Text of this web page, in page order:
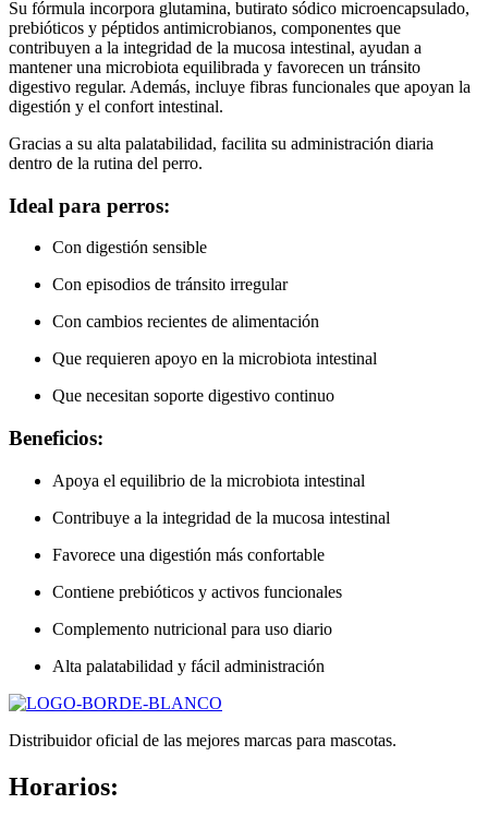
Su fórmula incorpora glutamina, butirato sódico microencapsulado,
prebióticos y péptidos antimicrobianos, componentes que
contribuyen a la integridad de la mucosa intestinal, ayudan a
mantener una microbiota equilibrada y favorecen un tránsito
digestivo regular. Además, incluye fibras funcionales que apoyan la
digestión y el confort intestinal.
Gracias a su alta palatabilidad, facilita su administración diaria
dentro de la rutina del perro.
Ideal para perros:
Con digestión sensible
Con episodios de tránsito irregular
Con cambios recientes de alimentación
Que requieren apoyo en la microbiota intestinal
Que necesitan soporte digestivo continuo
Beneficios:
Apoya el equilibrio de la microbiota intestinal
Contribuye a la integridad de la mucosa intestinal
Favorece una digestión más confortable
Contiene prebióticos y activos funcionales
Complemento nutricional para uso diario
Alta palatabilidad y fácil administración
Distribuidor oficial de las mejores marcas para mascotas.
Horarios: